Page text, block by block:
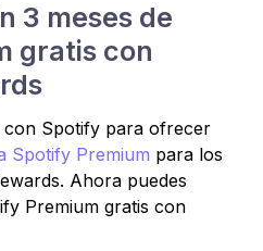
3 meses de
gratis con
con Spotify para ofrecer
Spotify Premium para los
Ahora puedes
Premium gratis con